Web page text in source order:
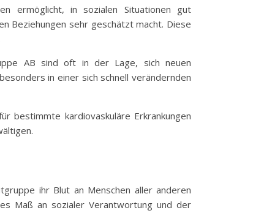
ermöglicht, in sozialen Situationen gut
Beziehungen sehr geschätzt macht. Diese
AB sind oft in der Lage, sich neuen
in einer sich schnell verändernden
bestimmte kardiovaskuläre Erkrankungen
ihr Blut an Menschen aller anderen
Maß an sozialer Verantwortung und der